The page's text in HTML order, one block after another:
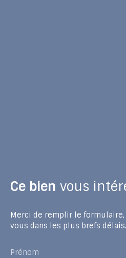
Ce bien vous
Merci de remplir le
vous dans les plus brefs délais.
Prénom